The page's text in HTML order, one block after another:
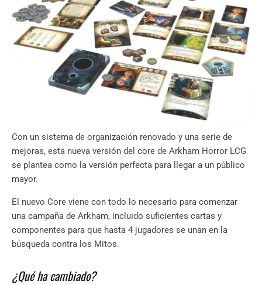
Con un sistema de organización renovado y una serie de
mejoras, esta nueva versión del core de Arkham Horror LCG
se plantea como la versión perfecta para llegar a un público
mayor.
El nuevo Core viene con todo lo necesario para comenzar
una campaña de Arkham, incluido suficientes cartas y
componentes para que hasta 4 jugadores se unan en la
búsqueda contra los Mitos.
¿Qué ha cambiado?